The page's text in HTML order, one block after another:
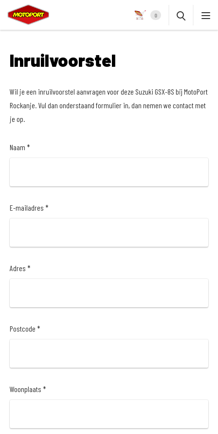
0
Inruilvoorstel
Wil je een inruilvoorstel aanvragen voor deze Suzuki GSX-8S bij MotoPort
Rockanje. Vul dan onderstaand formulier in, dan nemen we contact met
je op.
Naam *
E-mailadres *
Adres *
Postcode *
Woonplaats *